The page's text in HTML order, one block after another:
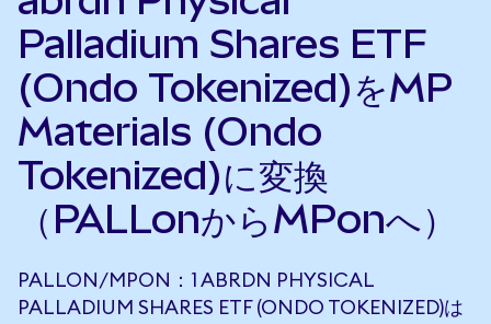
Palladium Shares ETF
(Ondo Tokenized)をMP
Materials (Ondo
Tokenized)に変換
（PALLonからMPonへ）
PALLON/MPON：1 ABRDN PHYSICAL
PALLADIUM SHARES ETF (ONDO TOKENIZED)は